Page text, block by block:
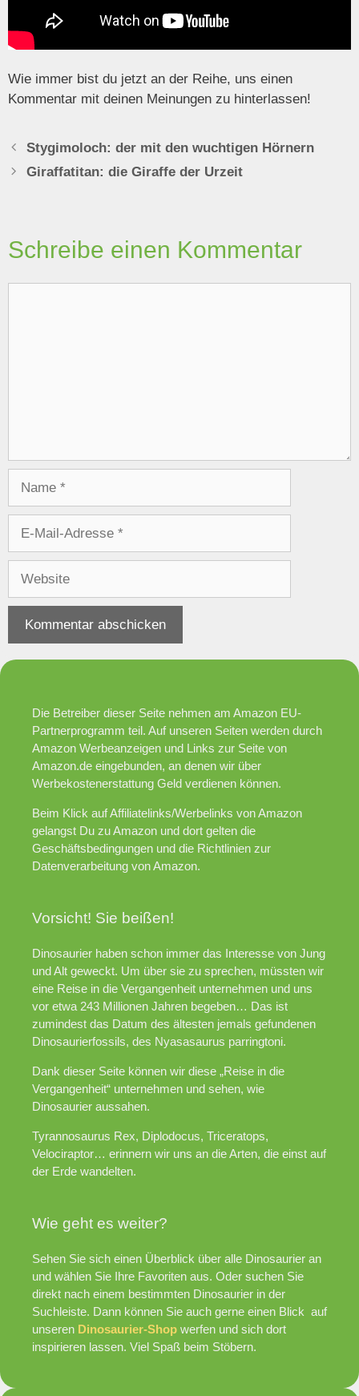
Wie immer bist du jetzt an der Reihe, uns einen
Kommentar mit deinen Meinungen zu hinterlassen!
Stygimoloch: der mit den wuchtigen Hörnern
Giraffatitan: die Giraffe der Urzeit
Schreibe einen Kommentar
Adresse
Die Betreiber dieser Seite nehmen am Amazon EU-
Partnerprogramm teil. Auf unseren Seiten werden durch
Amazon Werbeanzeigen und Links zur Seite von
Amazon.de eingebunden, an denen wir über
Werbekostenerstattung Geld verdienen können.
Beim Klick auf Affiliatelinks/Werbelinks von Amazon
gelangst Du zu Amazon und dort gelten die
Geschäftsbedingungen und die Richtlinien zur
Datenverarbeitung von Amazon.
Vorsicht! Sie beißen!
Dinosaurier haben schon immer das Interesse von Jung
und Alt geweckt. Um über sie zu sprechen, müssten wir
eine Reise in die Vergangenheit unternehmen und uns
vor etwa 243 Millionen Jahren begeben… Das ist
zumindest das Datum des ältesten jemals gefundenen
Dinosaurierfossils, des Nyasasaurus parringtoni.
Dank dieser Seite können wir diese „Reise in die
Vergangenheit“ unternehmen und sehen, wie
Dinosaurier aussahen.
Tyrannosaurus Rex, Diplodocus, Triceratops,
Velociraptor… erinnern wir uns an die Arten, die einst auf
der Erde wandelten.
Wie geht es weiter?
Sehen Sie sich einen Überblick über alle Dinosaurier an
und wählen Sie Ihre Favoriten aus. Oder suchen Sie
direkt nach einem bestimmten Dinosaurier in der
Suchleiste. Dann können Sie auch gerne einen Blick auf
unseren Dinosaurier-Shop werfen und sich dort
inspirieren lassen. Viel Spaß beim Stöbern.